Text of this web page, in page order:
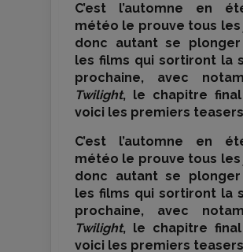
C’est l’automne en
météo le prouve tous les
donc autant se plonger
les films qui sortiront la
prochaine, avec
Twilight, le chapitre
voici les premiers
C’est l’automne en
météo le prouve tous les
donc autant se plonger
les films qui sortiront la
prochaine, avec
Twilight, le chapitre
voici les premiers